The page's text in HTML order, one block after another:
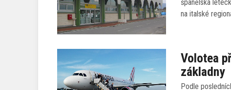
španělská
na italské
Volotea
základny
Podle